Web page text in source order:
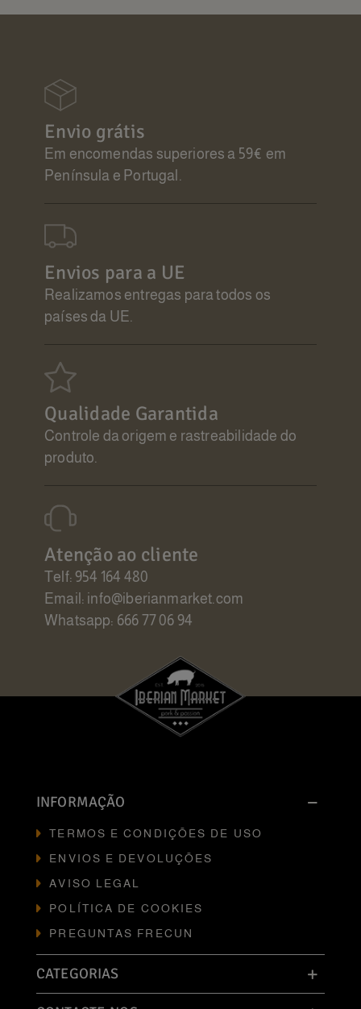
Envio grátis
Em encomendas superiores a 59€ em
Península e Portugal.
Envios para a UE
Realizamos entregas para todos os
países da UE.
Qualidade Garantida
Controle da origem e rastreabilidade do
produto.
Atenção ao cliente
Telf: 954 164 480
Email: info@iberianmarket.com
Whatsapp: 666 77 06 94
INFORMAÇÃO
TERMOS E CONDIÇÕES DE USO
ENVIOS E DEVOLUÇÕES
AVISO LEGAL
POLÍTICA DE COOKIES
PREGUNTAS FRECUN
CATEGORIAS